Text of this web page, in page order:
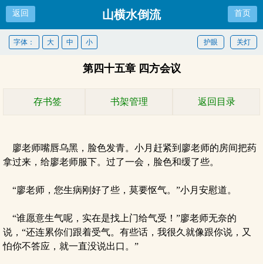
返回 山横水倒流 首页
关灯
护眼
字体： 大 中 小
第四十五章 四方会议
存书签 书架管理 返回目录
廖老师嘴唇乌黑，脸色发青。小月赶紧到廖老师的房间把药
拿过来，给廖老师服下。过了一会，脸色和缓了些。
“廖老师，您生病刚好了些，莫要怄气。”小月安慰道。
“谁愿意生气呢，实在是找上门给气受！”廖老师无奈的
说，“还连累你们跟着受气。有些话，我很久就像跟你说，又
怕你不答应，就一直没说出口。”